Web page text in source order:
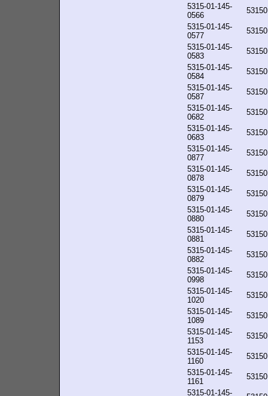
5315-01-145-
0566
5315-01-145-
0577
5315-01-145-
0583
5315-01-145-
0584
5315-01-145-
0587
5315-01-145-
0682
5315-01-145-
0683
5315-01-145-
0877
5315-01-145-
0878
5315-01-145-
0879
5315-01-145-
0880
5315-01-145-
0881
5315-01-145-
0882
5315-01-145-
0998
5315-01-145-
1020
5315-01-145-
1089
5315-01-145-
1153
5315-01-145-
1160
5315-01-145-
1161
5315-01-145-